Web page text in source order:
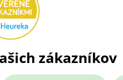
zákazníkov